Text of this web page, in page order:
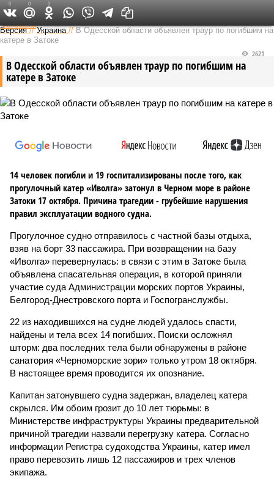
Федеральный выпуск
Версия //Украина //В Одесской области объявлен траур по погибшим на
катере в Затоке
В Одесской области объявлен траур по погибшим на
катере в Затоке
2621
14 человек погибли и 19 госпитализированы после того, как
прогулочный катер «Иволга» затонул в Черном море в районе
Затоки 17 октября. Причина трагедии - грубейшие нарушения
правил эксплуатации водного судна.
Прогулочное судно отправилось с частной базы отдыха,
взяв на борт 33 пассажира. При возвращении на базу
«Иволга» перевернулась: в связи с этим в Затоке была
объявлена спасательная операция, в которой приняли
участие суда Администрации морских портов Украины,
Белгород-Днестровского порта и Госпогранслужбы.
22 из находившихся на судне людей удалось спасти,
найдены и тела всех 14 погибших. Поиски осложнял
шторм: два последних тела были обнаружены в районе
санатория «Черноморские зори» только утром 18 октября.
В настоящее время проводится их опознание.
Капитан затонувшего судна задержан, владелец катера
скрылся. Им обоим грозит до 10 лет тюрьмы: в
Министерстве инфраструктуры Украины предварительной
причиной трагедии назвали перегрузку катера. Согласно
информации Регистра судоходства Украины, катер имел
право перевозить лишь 12 пассажиров и трех членов
экипажа.
0 0 0